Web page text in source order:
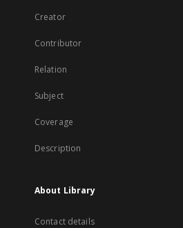
Creator
Contributor
Relation
Subject
Coverage
Description
About Library
Contact details